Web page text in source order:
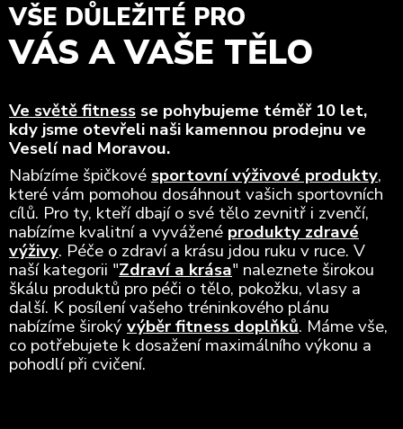
VŠE DŮLEŽITÉ PRO
VÁS A VAŠE TĚLO
Ve světě fitness se pohybujeme téměř 10 let,
kdy jsme otevřeli naši kamennou prodejnu ve
Veselí nad Moravou.
Nabízíme špičkové sportovní výživové produkty,
které vám pomohou dosáhnout vašich sportovních
cílů. Pro ty, kteří dbají o své tělo zevnitř i zvenčí,
nabízíme kvalitní a vyvážené produkty zdravé
výživy. Péče o zdraví a krásu jdou ruku v ruce. V
naší kategorii "Zdraví a krása" naleznete širokou
škálu produktů pro péči o tělo, pokožku, vlasy a
další. K posílení vašeho tréninkového plánu
nabízíme širokývýběr fitness doplňků. Máme vše,
co potřebujete k dosažení maximálního výkonu a
pohodlí při cvičení.